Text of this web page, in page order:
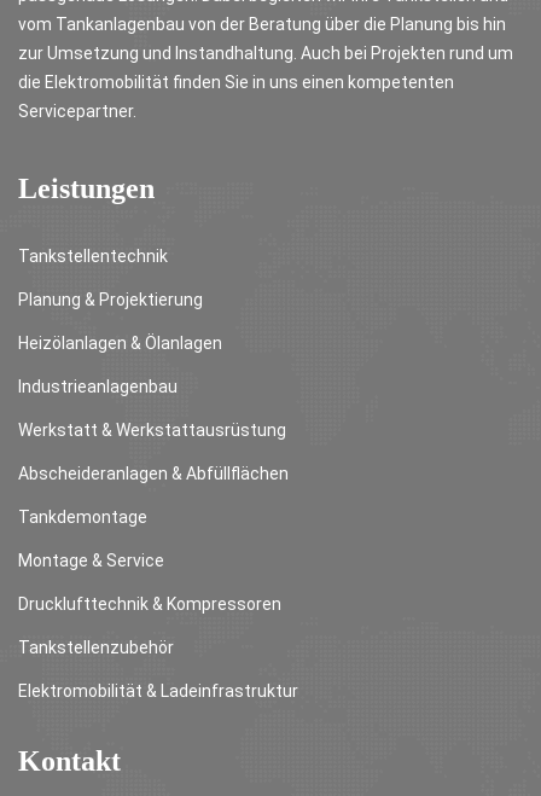
vom Tankanlagenbau von der Beratung über die Planung bis hin
zur Umsetzung und Instandhaltung. Auch bei Projekten rund um
die Elektromobilität finden Sie in uns einen kompetenten
Servicepartner.
Leistungen
Tankstellentechnik
Planung & Projektierung
Heizölanlagen & Ölanlagen
Industrieanlagenbau
Werkstatt & Werkstattausrüstung
Abscheideranlagen & Abfüllflächen
Tankdemontage
Montage & Service
Drucklufttechnik & Kompressoren
Tankstellenzubehör
Elektromobilität & Ladeinfrastruktur
Kontakt